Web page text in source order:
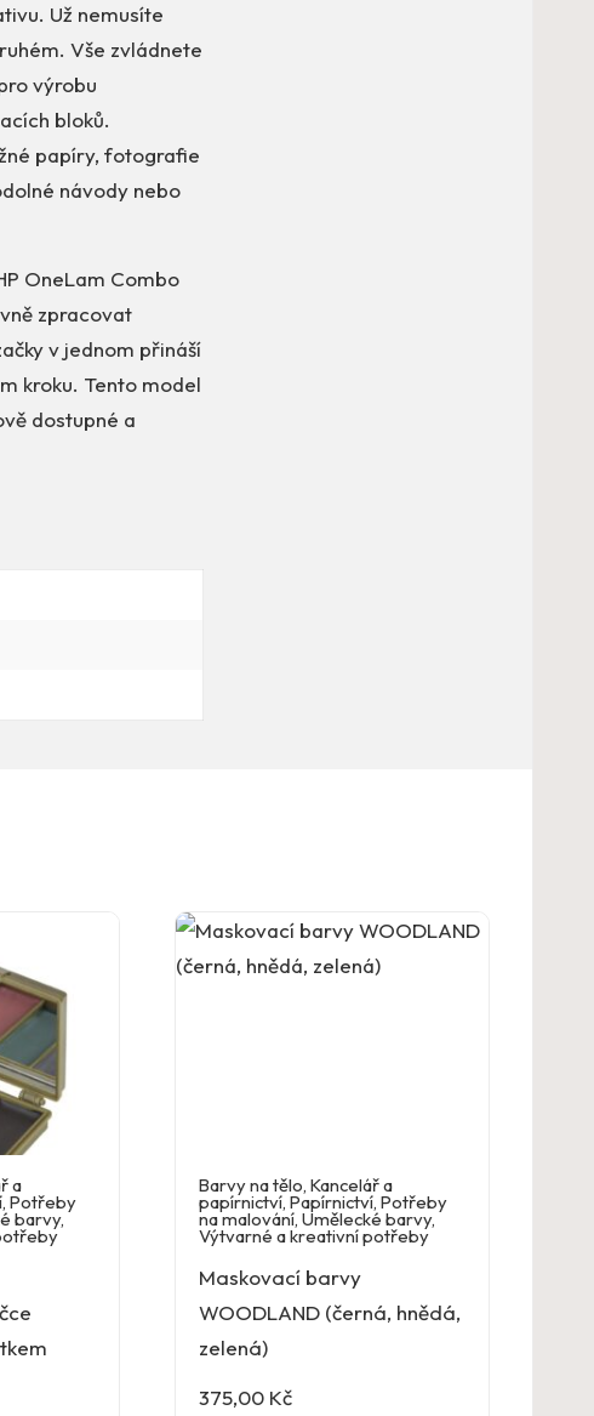
Už nemusíte
Vše zvládnete
výrobu
bloků.
papíry, fotografie
návody nebo
OneLam Combo
zpracovat
v jednom přináší
kroku. Tento model
dostupné a
a
,Potřeby
barvy,
Barvy na tělo, Kancelář a
papírnictví, Papírnictví, Potřeby
na malování, Umělecké barvy,
Výtvarné a kreativní potřeby
Maskovací barvy
WOODLAND (černá, hnědá,
zelená)
375,00 Kč